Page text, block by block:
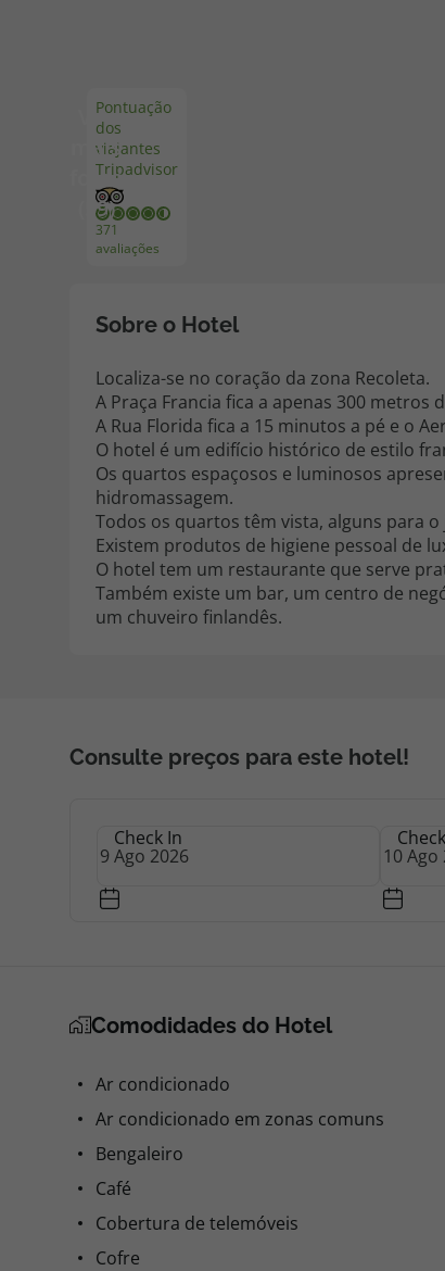
Disneyland ® Paris
Pontuação
dos
viajantes
Tripadvisor
371
avaliações
Ver
mais
fotos
(59)
Sobre o Hotel
Localiza-se no coração da zona Recoleta.
A Praça Francia fica a apenas 300
A Rua Florida fica a 15 minutos a pé e o
O hotel é um edifício histórico de estilo
Os quartos espaçosos e luminosos
hidromassagem.
Todos os quartos têm vista, alguns para
Existem produtos de higiene pessoal de
O hotel tem um restaurante que serve
Também existe um bar, um centro de
um chuveiro finlandês.
Consulte preços para este hotel!
Check In
Comodidades do Hotel
Ar condicionado
Ar condicionado em zonas comuns
Bengaleiro
Café
Cobertura de telemóveis
Cofre